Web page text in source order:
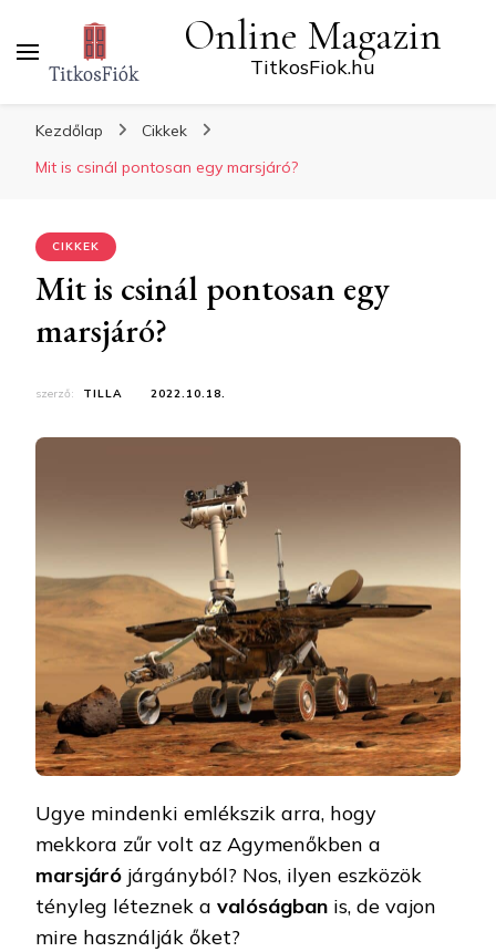
Online Magazin
TitkosFiok.hu
Kezdőlap
Cikkek
Mit is csinál pontosan egy marsjáró?
CIKKEK
Mit is csinál pontosan egy
marsjáró?
szerző: TILLA 2022.10.18.
Ugye mindenki emlékszik arra, hogy
mekkora zűr volt az Agymenőkben a
marsjáró járgányból? Nos, ilyen eszközök
tényleg léteznek a valóságban is, de vajon
mire használják őket?